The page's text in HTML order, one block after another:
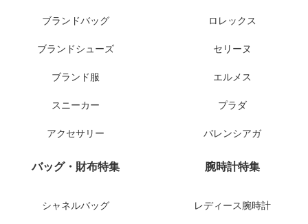
ブランドバッグ
ブランドシューズ
ブランド服
スニーカー
アクセサリー
ロレックス
セリーヌ
エルメス
プラダ
バレンシアガ
バッグ・財布特集
シャネルバッグ
腕時計特集
レディース腕時計